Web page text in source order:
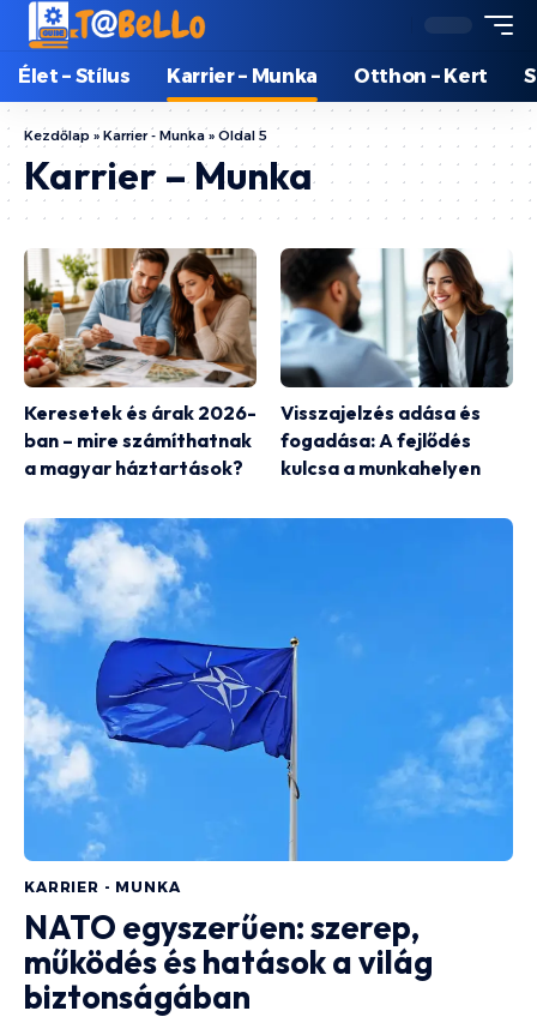
Élet – Stílus Karrier – Munka Otthon – Kert
Kezdőlap » Karrier - Munka » Oldal 5
Karrier – Munka
Keresetek és árak 2026-
ban – mire számíthatnak
a magyar háztartások?
Visszajelzés adása és
fogadása: A fejlődés
kulcsa a munkahelyen
KARRIER - MUNKA
NATO egyszerűen: szerep,
működés és hatások a világ
biztonságában